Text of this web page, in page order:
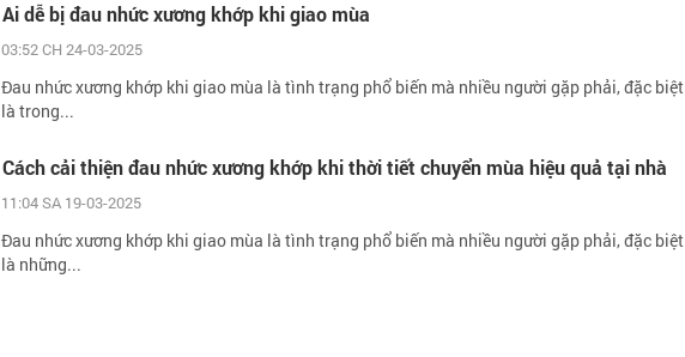
Ai dễ bị đau nhức xương khớp khi giao mùa
03:52 CH 24-03-2025
Đau nhức xương khớp khi giao mùa là tình trạng phổ biến mà nhiều người gặp phải, đặc biệt
là trong...
Cách cải thiện đau nhức xương khớp khi thời tiết chuyển mùa hiệu quả tại nhà
11:04 SA 19-03-2025
Đau nhức xương khớp khi giao mùa là tình trạng phổ biến mà nhiều người gặp phải, đặc biệt
là những...